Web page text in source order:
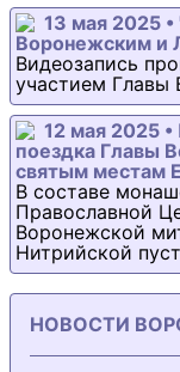
13 мая 2025
Воронежским и
Видеозапись
участием Главы
12 мая 2025
поездка Главы
святым местам
В составе
Православной
Воронежской
Нитрийской
НОВОСТИ